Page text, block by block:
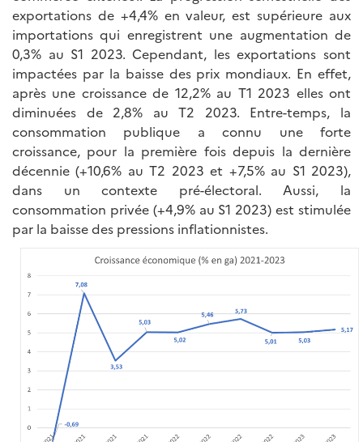
exportations de +4,4% en valeur, est supérieure aux
importations qui enregistrent une augmentation de
0,3% au S1 2023. Cependant, les exportations sont
impactées par la baisse des prix mondiaux. En effet,
après une croissance de 12,2% au T1 2023 elles ont
diminuées de 2,8% au T2 2023. Entre-temps, la
consommation publique a connu une forte
croissance, pour la première fois depuis la dernière
décennie (+10,6% au T2 2023 et +7,5% au S1 2023),
dans un contexte pré-électoral. Aussi, la
consommation privée (+4,9% au S1 2023) est stimulée
par la baisse des pressions inflationnistes.